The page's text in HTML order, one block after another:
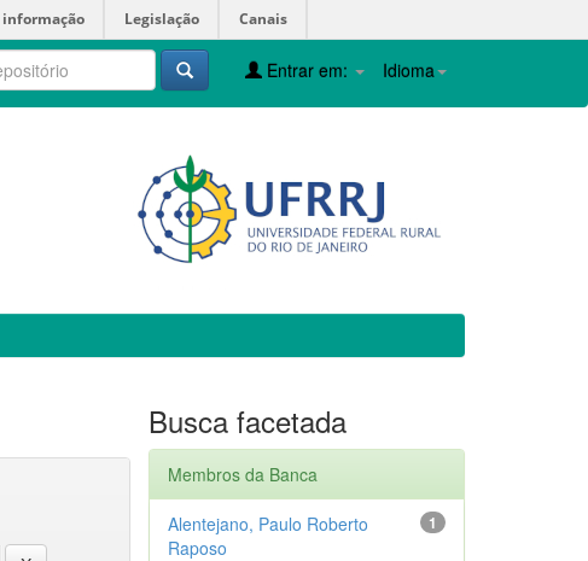
informação Legislação Canais
Idioma
Entrar em:
Busca facetada
Membros da Banca
1
Alentejano, Paulo Roberto
Raposo